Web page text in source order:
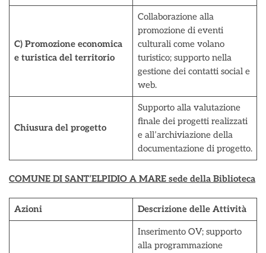
C) Promozione economica
e turistica del territorio
Collaborazione alla
promozione di eventi
culturali come volano
turistico; supporto nella
gestione dei contatti social e
web.
Chiusura del progetto
Supporto alla valutazione
finale dei progetti realizzati
e all’archiviazione della
documentazione di progetto.
COMUNE DI SANT’ELPIDIO A MARE sede della Biblioteca
Azioni Descrizione delle Attività
Inserimento OV; supporto
alla programmazione